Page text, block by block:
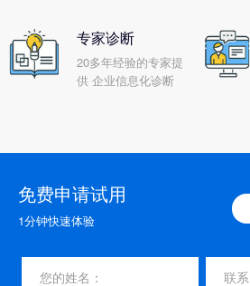
专家诊断
20多年经验的专家提
供 企业信息化诊断
免费申请试用
1分钟快速体验